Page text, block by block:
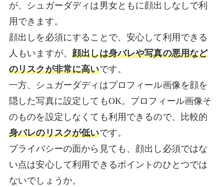
が、シュガーダディは男女ともに顔出しなしで利
用できます。
顔出しを必須にすることで、安心して利用できる
人もいますが、顔出しは身バレや写真の悪用など
のリスクが非常に高いです。
一方、シュガーダディはプロフィール画像を顔を
隠した写真に設定してもOK。プロフィール画像そ
のものを設定しなくても利用できるので、比較的
身バレのリスクが低いです。
プライバシーの面から見ても、顔出し必須ではな
い点は安心して利用できるポイントのひとつでは
ないでしょうか。